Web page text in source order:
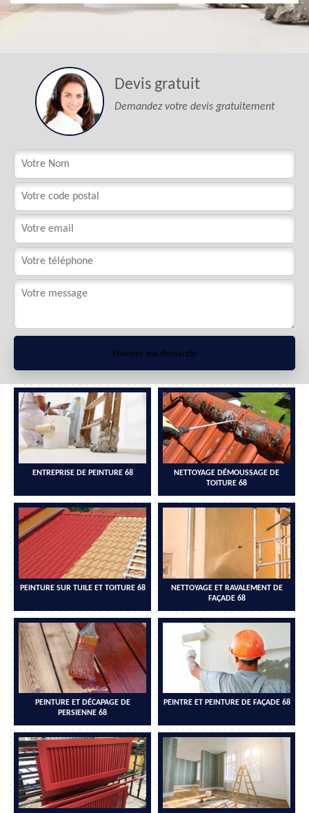
Devis gratuit
Demandez votre devis gratuitement
ENTREPRISE DE PEINTURE 68
NETTOYAGE DÉMOUSSAGE DE
TOITURE 68
PEINTURE SUR TUILE ET TOITURE 68
NETTOYAGE ET RAVALEMENT DE
FAÇADE 68
PEINTURE ET DÉCAPAGE DE
PERSIENNE 68
PEINTRE ET PEINTURE DE FAÇADE 68